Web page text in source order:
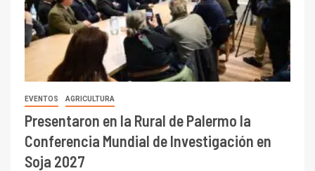
EVENTOS AGRICULTURA
Presentaron en la Rural de Palermo la
Conferencia Mundial de Investigación en
Soja 2027